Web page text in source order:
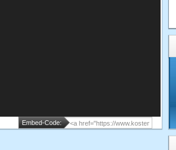
Embed-Code: